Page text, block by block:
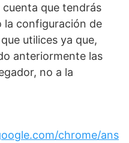
que tendrás
la configuración de
utilices ya que,
anteriormente las
no a la
chrome/ans